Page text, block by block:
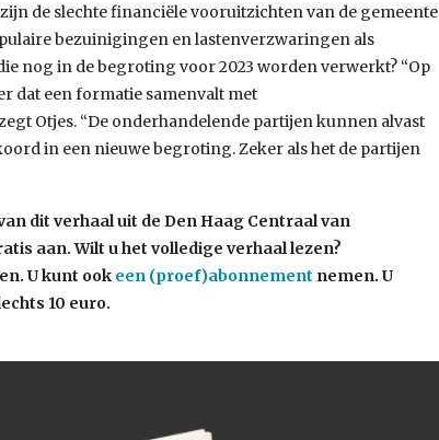
de slechte financiële vooruitzichten van de gemeente
bezuinigingen en lastenverzwaringen als
nog in de begroting voor 2023 worden verwerkt? “Op
dat een formatie samenvalt met
Otjes. “De onderhandelende partijen kunnen alvast
in een nieuwe begroting. Zeker als het de partijen
dit verhaal uit de Den Haag Centraal van
aan. Wilt u het volledige verhaal lezen?
U kunt ook een (proef)abonnement nemen. U
10 euro.